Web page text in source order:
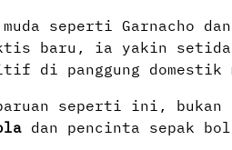
seperti Garnacho
baru, ia yakin
di panggung domestik
seperti ini,
dan pencinta sepak